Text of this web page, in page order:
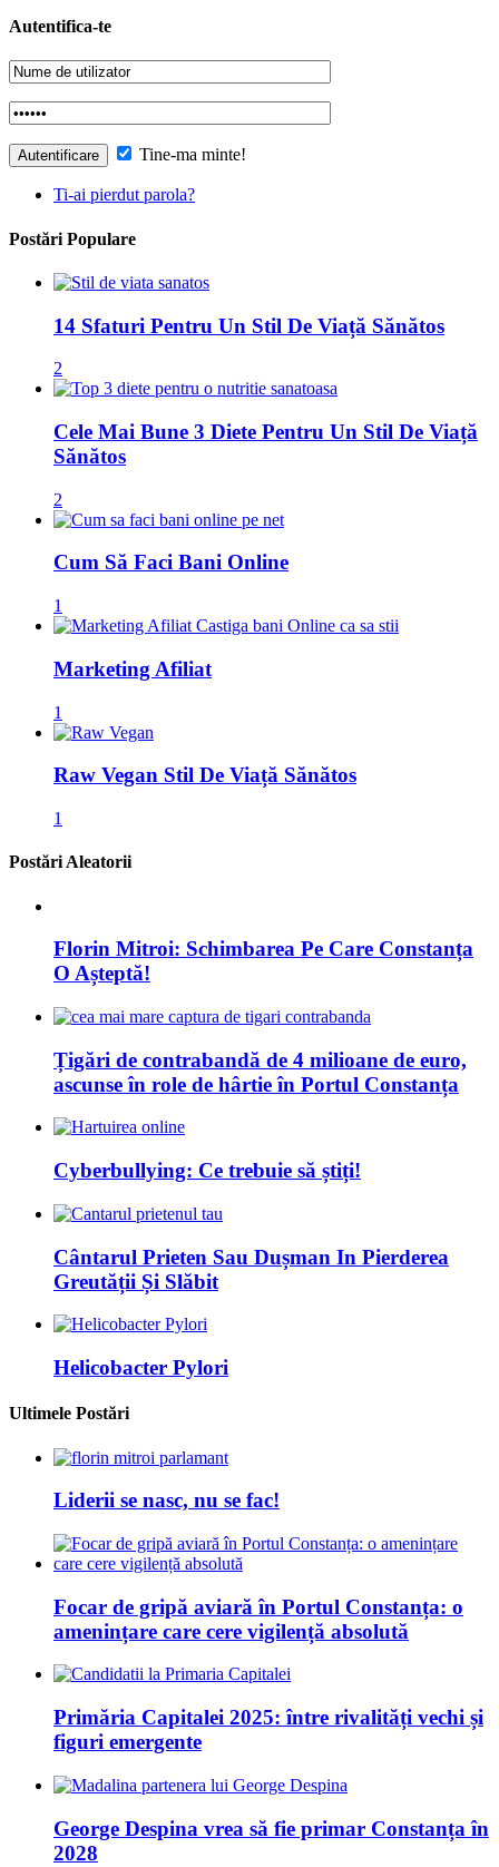
Autentifica-te
Tine-ma minte!
Ti-ai pierdut parola?
Postări Populare
14 Sfaturi Pentru Un Stil De Viață Sănătos
2
Cele Mai Bune 3 Diete Pentru Un Stil De Viață
Sănătos
2
Cum Să Faci Bani Online
1
Marketing Afiliat
1
Raw Vegan Stil De Viață Sănătos
1
Postări Aleatorii
Florin Mitroi: Schimbarea Pe Care Constanța
O Așteptă!
Țigări de contrabandă de 4 milioane de euro,
ascunse în role de hârtie în Portul Constanța
Cyberbullying: Ce trebuie să știți!
Cântarul Prieten Sau Dușman In Pierderea
Greutății Și Slăbit
Helicobacter Pylori
Ultimele Postări
Liderii se nasc, nu se fac!
Focar de gripă aviară în Portul Constanța: o
amenințare care cere vigilență absolută
Primăria Capitalei 2025: între rivalități vechi și
figuri emergente
George Despina vrea să fie primar Constanța în
2028